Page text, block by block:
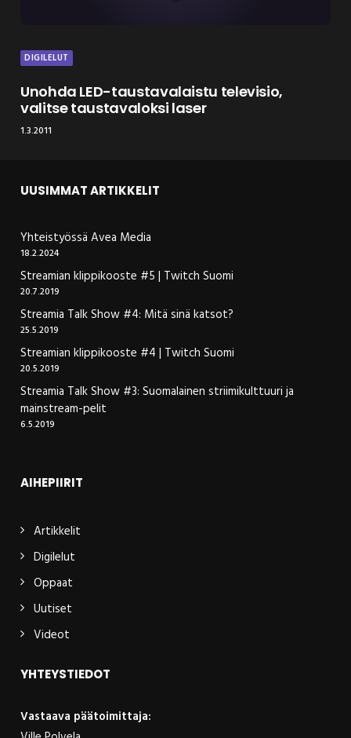
DIGILELUT
Unohda LED-taustavalaistu televisio,
valitse taustavaloksi laser
1.3.2011
UUSIMMAT ARTIKKELIT
Yhteistyössä Avea Media
18.2.2024
Streamian klippikooste #5 | Twitch Suomi
20.7.2019
Streamia Talk Show #4: Mitä sinä katsot?
25.5.2019
Streamian klippikooste #4 | Twitch Suomi
20.5.2019
Streamia Talk Show #3: Suomalainen striimikulttuuri ja
mainstream-pelit
6.5.2019
AIHEPIIRIT
Artikkelit
Digilelut
Oppaat
Uutiset
Videot
YHTEYSTIEDOT
Vastaava päätoimittaja: